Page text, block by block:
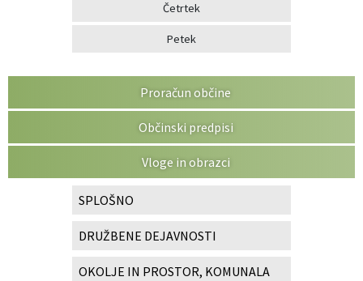
Četrtek
Petek
Proračun občine
Občinski predpisi
Vloge in obrazci
SPLOŠNO
DRUŽBENE DEJAVNOSTI
OKOLJE IN PROSTOR, KOMUNALA